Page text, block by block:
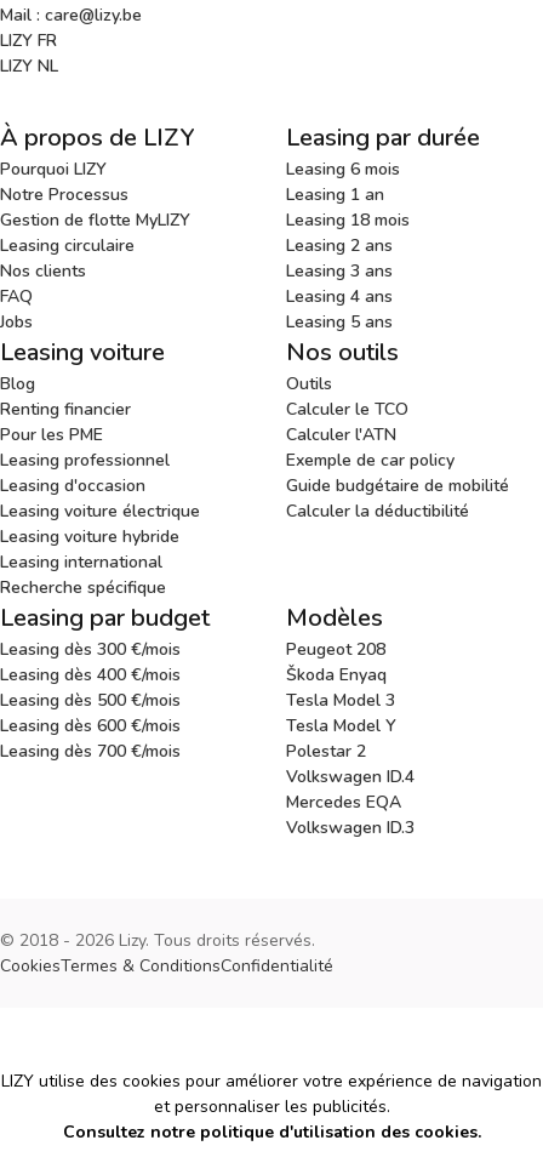
Mail : care@lizy.be
LIZY FR
LIZY NL
À propos de LIZY
Pourquoi LIZY
Notre Processus
Gestion de flotte MyLIZY
Leasing circulaire
Nos clients
FAQ
Jobs
Leasing par durée
Leasing 6 mois
Leasing 1 an
Leasing 18 mois
Leasing 2 ans
Leasing 3 ans
Leasing 4 ans
Leasing 5 ans
Leasing voiture
Blog
Renting financier
Pour les PME
Leasing professionnel
Leasing d'occasion
Leasing voiture électrique
Leasing voiture hybride
Leasing international
Recherche spécifique
Nos outils
Outils
Calculer le TCO
Calculer l'ATN
Exemple de car policy
Guide budgétaire de mobilité
Calculer la déductibilité
Leasing par budget
Leasing dès 300 €/mois
Leasing dès 400 €/mois
Leasing dès 500 €/mois
Leasing dès 600 €/mois
Leasing dès 700 €/mois
Modèles
Peugeot 208
Škoda Enyaq
Tesla Model 3
Tesla Model Y
Polestar 2
Volkswagen ID.4
Mercedes EQA
Volkswagen ID.3
© 2018 - 2026 Lizy. Tous droits réservés.
CookiesTermes & ConditionsConfidentialité
Cookies
LIZY utilise des cookies pour améliorer votre expérience de navigation
et personnaliser les publicités.
Consultez notre politique d'utilisation des cookies.